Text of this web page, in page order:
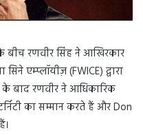
रणवीर सिंह ने आखिरकार
एम्प्लॉयीज़ (FWICE) द्वारा
बाद रणवीर ने आधिकारिक
का सम्मान करते हैं और Don